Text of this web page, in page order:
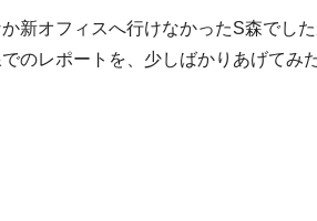
新オフィスへ行けなかったS森でし
のレポートを、少しばかりあげてみ